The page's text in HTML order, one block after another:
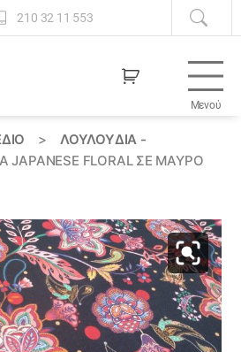
210 32 11 553
Μενού
>
ΛΟΥΛΟΎΔΙΑ -
FLORAL ΣΕ ΜΑΎΡΟ